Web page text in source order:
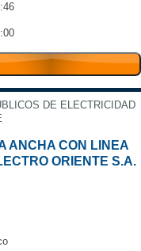
DE ELECTRICIDAD
ANCHA CON LINEA
ORIENTE S.A.